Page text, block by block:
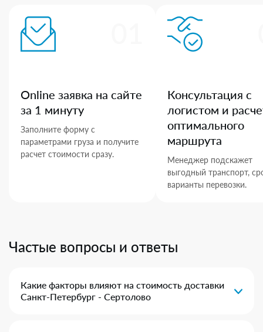
Online заявка на сайте
за 1 минуту
Заполните форму с
параметрами груза и получите
расчет стоимости сразу.
Консультация с
логистом и
оптимального
маршрута
Менеджер подскажет
выгодный транспорт,
варианты перевозки.
Частые вопросы и ответы
Какие факторы влияют на стоимость доставки
Санкт-Петербург - Сертолово